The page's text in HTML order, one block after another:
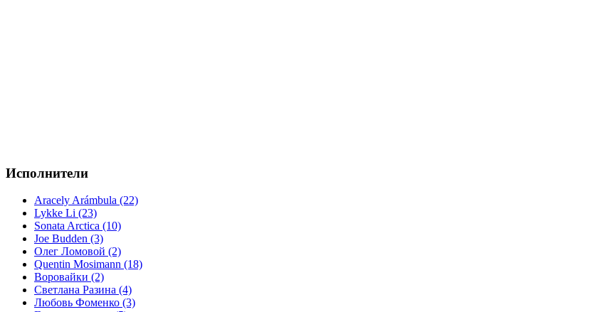
Исполнители
Aracely Arámbula (22)
Lykke Li (23)
Sonata Arctica (10)
Joe Budden (3)
Олег Ломовой (2)
Quentin Mosimann (18)
Воровайки (2)
Светлана Разина (4)
Любовь Фоменко (3)